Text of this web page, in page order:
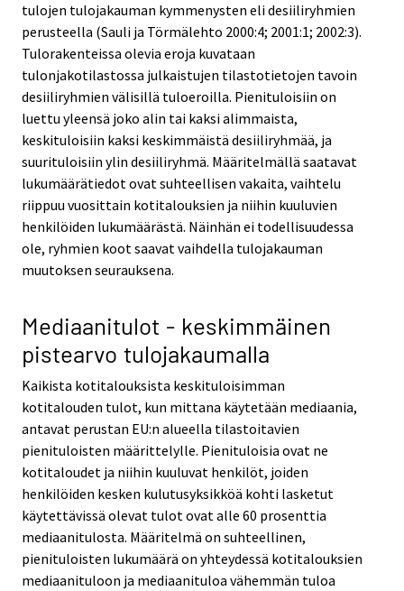
tulojen tulojakauman kymmenysten eli desiiliryhmien
perusteella (Sauli ja Törmälehto 2000:4; 2001:1; 2002:3).
Tulorakenteissa olevia eroja kuvataan
tulonjakotilastossa julkaistujen tilastotietojen tavoin
desiiliryhmien välisillä tuloeroilla. Pienituloisiin on
luettu yleensä joko alin tai kaksi alimmaista,
keskituloisiin kaksi keskimmäistä desiiliryhmää, ja
suurituloisiin ylin desiiliryhmä. Määritelmällä saatavat
lukumäärätiedot ovat suhteellisen vakaita, vaihtelu
riippuu vuosittain kotitalouksien ja niihin kuuluvien
henkilöiden lukumäärästä. Näinhän ei todellisuudessa
ole, ryhmien koot saavat vaihdella tulojakauman
muutoksen seurauksena.
Mediaanitulot - keskimmäinen
pistearvo tulojakaumalla
Kaikista kotitalouksista keskituloisimman
kotitalouden tulot, kun mittana käytetään mediaania,
antavat perustan EU:n alueella tilastoitavien
pienituloisten määrittelylle. Pienituloisia ovat ne
kotitaloudet ja niihin kuuluvat henkilöt, joiden
henkilöiden kesken kulutusyksikköä kohti lasketut
käytettävissä olevat tulot ovat alle 60 prosenttia
mediaanitulosta. Määritelmä on suhteellinen,
pienituloisten lukumäärä on yhteydessä kotitalouksien
mediaanituloon ja mediaanituloa vähemmän tuloa